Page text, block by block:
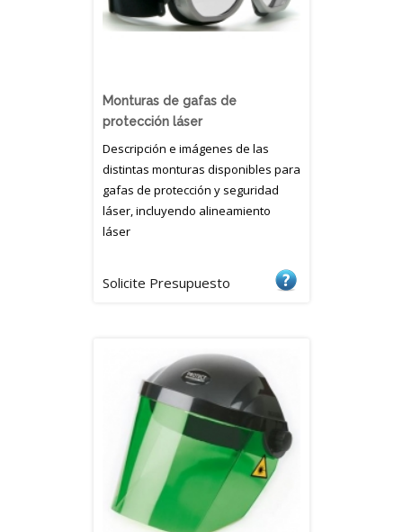
Monturas de gafas de
protección láser
Descripción e imágenes de las
distintas monturas disponibles para
gafas de protección y seguridad
láser, incluyendo alineamiento
láser
Solicite Presupuesto